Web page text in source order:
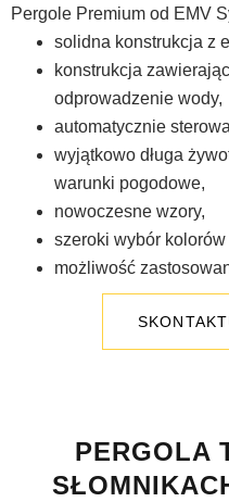
Pergole Premium od EMV
solidna konstrukcja z
konstrukcja
odprowadzenie wody,
automatycznie
wyjątkowo długa
warunki pogodowe,
nowoczesne wzory,
szeroki wybór
możliwość
PERGOLA